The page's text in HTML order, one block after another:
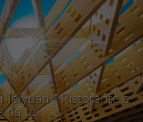
- Ristorante e
da tè